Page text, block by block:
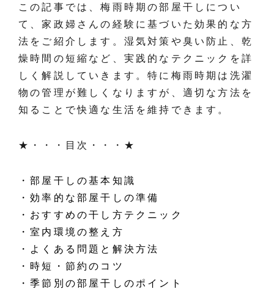
この記事では、梅雨時期の部屋干しについ
て、家政婦さんの経験に基づいた効果的な方
法をご紹介します。湿気対策や臭い防止、乾
燥時間の短縮など、実践的なテクニックを詳
しく解説していきます。特に梅雨時期は洗濯
物の管理が難しくなりますが、適切な方法を
知ることで快適な生活を維持できます。
★・・・目次・・・★
・部屋干しの基本知識
・効率的な部屋干しの準備
・おすすめの干し方テクニック
・室内環境の整え方
・よくある問題と解決方法
・時短・節約のコツ
・季節別の部屋干しのポイント